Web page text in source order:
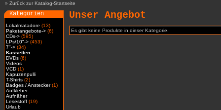
» Zurück zur Katalog-Startseite
Kategorien
Lokalmatadore (13)
Paketangebote-> (6)
CDs-> (595)
LPs/10"-> (453)
7"-> (34)
Kassetten
DVDs (6)
Videos
VCD (1)
Kapuzenpulli
T-Shirts (2)
Badges / Anstecker(1)
Aufkleber
Aufnäher
Lesestoff (19)
Urlaub
Unser Angebot
Es gibt keine Produkte in dieser Kategorie.